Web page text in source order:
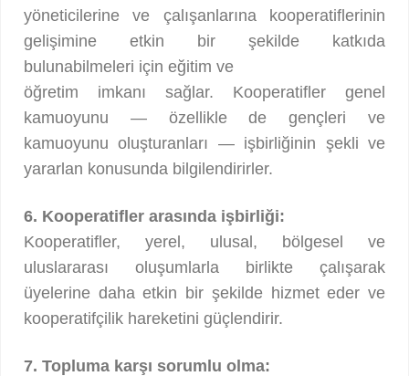
yöneticilerine ve çalışanlarına kooperatiflerinin
gelişimine etkin bir şekilde katkıda
bulunabilmeleri için eğitim ve
öğretim imkanı sağlar. Kooperatifler genel
kamuoyunu — özellikle de gençleri ve
kamuoyunu oluşturanları — işbirliğinin şekli ve
yararlan konusunda bilgilendirirler.
6. Kooperatifler arasında işbirliği:
Kooperatifler, yerel, ulusal, bölgesel ve
uluslararası oluşumlarla birlikte çalışarak
üyelerine daha etkin bir şekilde hizmet eder ve
kooperatifçilik hareketini güçlendirir.
7. Topluma karşı sorumlu olma: